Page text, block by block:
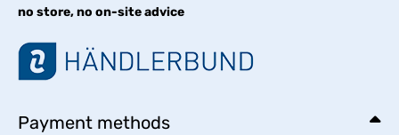
no store, no on-site advice
Payment methods